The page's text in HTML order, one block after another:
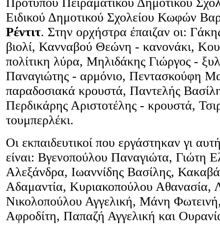
Πρότυπου Πειραματικού Δημοτικού
Ειδικού Δημοτικού Σχολείου Κωφών
Ρέντιτ. Στην ορχήστρα έπαιζαν οι:
βιολί, Κανναβού Θεώνη - κανονάκι,
πολίτικη λύρα, Μηλιδάκης Γιώργος -
Παναγιώτης - αρμόνιο, Πεντασκούφη
παραδοσιακά κρουστά, Παντελής
Περδικάρης Αριστοτέλης - κρουστά,
τουμπερλέκι.
Οι εκπαιδευτικοί που εργάστηκαν γι
είναι: Βγενοπούλου Παναγιώτα, Γιώτη
Αλεξάνδρα, Ιωαννίδης Βασίλης,
Αδαμαντία, Κυριακοπούλου Αθανασία,
Νικολοπούλου Αγγελική, Μάνη
Αφροδίτη, Παπαζή Αγγελική και